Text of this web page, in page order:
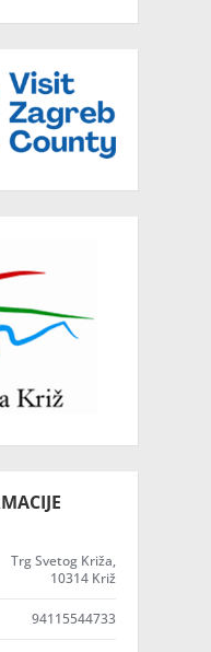
Trg Svetog Križa,
10314 Križ
94115544733